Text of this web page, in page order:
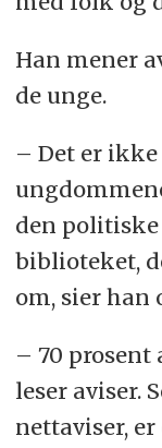
Han mener
de unge.
– Det er
den
biblioteket,
om, sier han
– 70 prosent
leser aviser.
nettaviser,